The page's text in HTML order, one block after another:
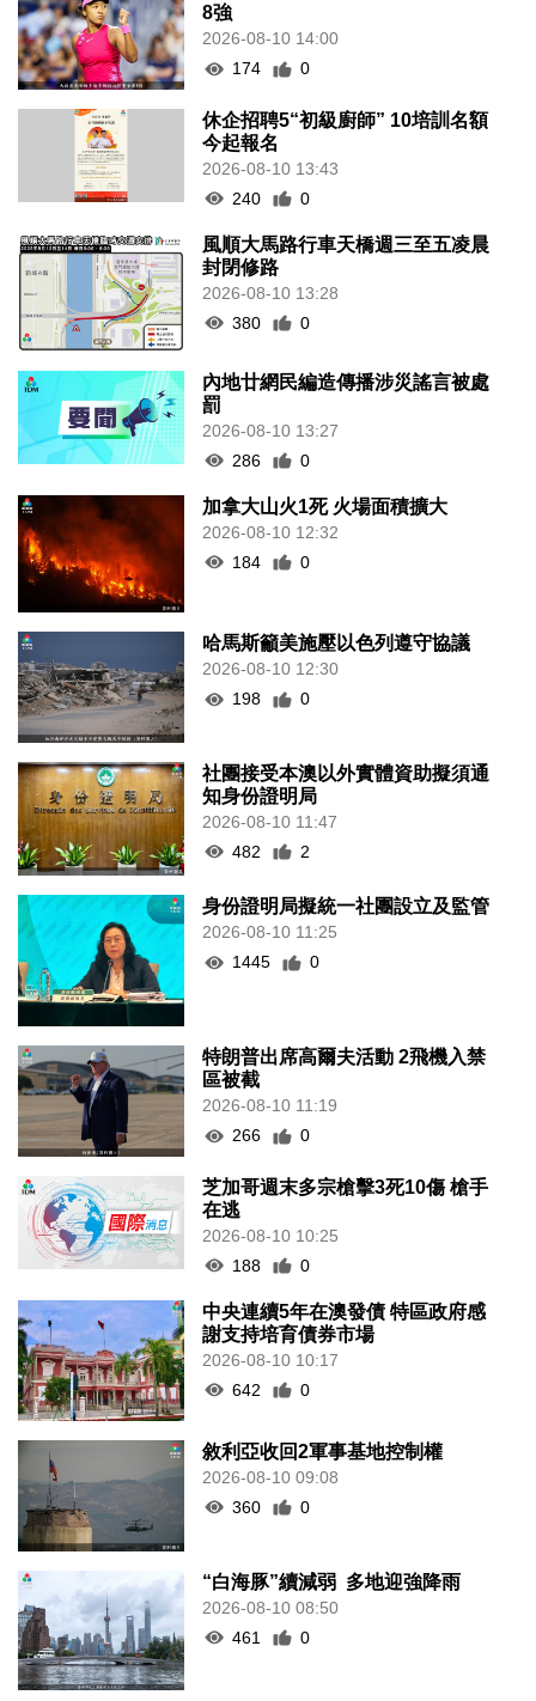
8強
2026-08-10 14:00
174
0
休企招聘5“初級廚師” 10培訓名額
今起報名
2026-08-10 13:43
240
0
風順大馬路行車天橋週三至五凌晨
封閉修路
2026-08-10 13:28
380
0
內地廿網民編造傳播涉災謠言被處
罰
2026-08-10 13:27
286
0
加拿大山火1死 火場面積擴大
2026-08-10 12:32
184
0
哈馬斯籲美施壓以色列遵守協議
2026-08-10 12:30
198
0
社團接受本澳以外實體資助擬須通
知身份證明局
2026-08-10 11:47
482
2
身份證明局擬統一社團設立及監管
2026-08-10 11:25
1445
0
特朗普出席高爾夫活動 2飛機入禁
區被截
2026-08-10 11:19
266
0
芝加哥週末多宗槍擊3死10傷 槍手
在逃
2026-08-10 10:25
188
0
中央連續5年在澳發債 特區政府感
謝支持培育債券市場
2026-08-10 10:17
642
0
敘利亞收回2軍事基地控制權
2026-08-10 09:08
360
0
“白海豚”續減弱 多地迎強降雨
2026-08-10 08:50
461
0